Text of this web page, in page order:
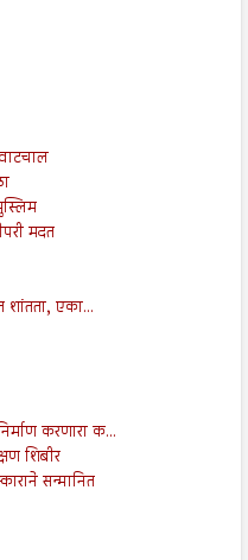
वाटचाल
मदत
शांतता, एका...
करणारा क...
शिबीर
सन्मानित